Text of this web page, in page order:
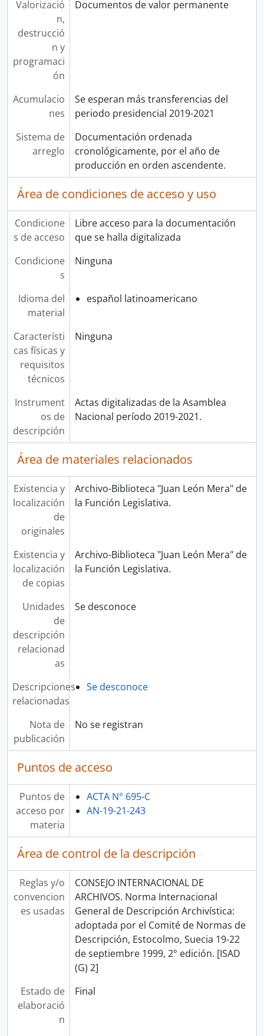
Valorizació
n,
destrucció
n y
programaci
ón
Documentos de valor permanente
Acumulacio
nes
Se esperan más transferencias del
periodo presidencial 2019-2021
Sistema de
arreglo
Documentación ordenada
cronológicamente, por el año de
producción en orden ascendente.
Área de condiciones de acceso y uso
Condicione
s de acceso
Libre acceso para la documentación
que se halla digitalizada
Condicione
s
Ninguna
Idioma del
material
español latinoamericano
Característi
cas físicas y
requisitos
técnicos
Ninguna
Instrument
os de
descripción
Actas digitalizadas de la Asamblea
Nacional período 2019-2021.
Área de materiales relacionados
Existencia y
localización
de
originales
Archivo-Biblioteca "Juan León Mera" de
la Función Legislativa.
Existencia y
localización
de copias
Archivo-Biblioteca "Juan León Mera" de
la Función Legislativa.
Unidades
de
descripción
relacionad
as
Se desconoce
Descripciones
relacionadas
Se desconoce
Nota de
publicación
No se registran
Puntos de acceso
Puntos de
acceso por
materia
ACTA N° 695-C
AN-19-21-243
Área de control de la descripción
Reglas y/o
convencion
es usadas
CONSEJO INTERNACIONAL DE
ARCHIVOS. Norma Internacional
General de Descripción Archivística:
adoptada por el Comité de Normas de
Descripción, Estocolmo, Suecia 19-22
de septiembre 1999, 2° edición. [ISAD
(G) 2]
Estado de
elaboració
n
Final